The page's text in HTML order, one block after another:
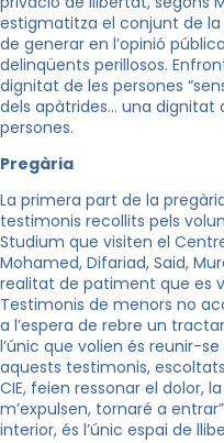
estigmatitza el conjunt de
de generar en l’opinió
delinqüents perillosos.
dignitat de les persones
dels apàtrides… una dignitat
persones.
Pregària
La primera part de la
testimonis recollits pels
Studium que visiten el
Mohamed, Difariad, Said,
realitat de patiment que es
Testimonis de menors no
a l’espera de rebre un
l’únic que volien és reunir-
aquests testimonis,
CIE, feien ressonar el dolor,
m’expulsen, tornaré a
interior, és l’únic espai de